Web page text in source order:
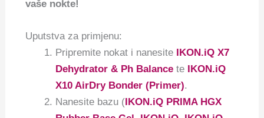
vaše nokte!
Uputstva za primjenu:
Pripremite nokat i nanesite
IKON.iQ X7
Dehydrator & Ph Balance te
IKON.iQ
X10 AirDry Bonder (Primer).
Nanesite bazu ( IKON.iQ PRIMA HGX